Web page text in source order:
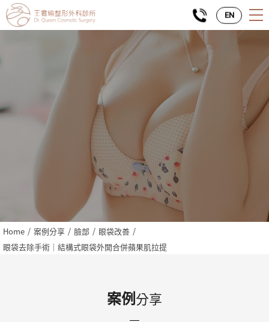
EN
Home 案例分享 臉部
眼袋改善
眼袋去除手術｜結構式眼袋外開合併蘋果肌拉提
案例分享